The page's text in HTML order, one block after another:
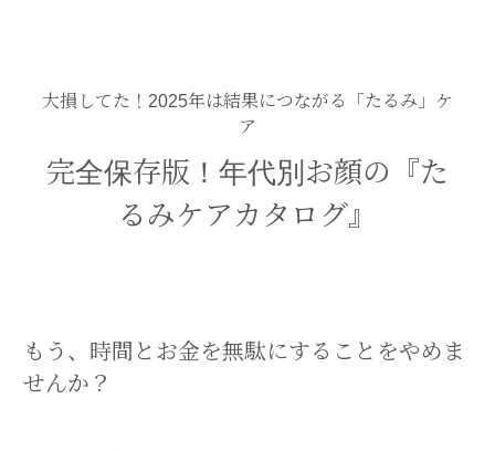
大損してた！2025年は結果につながる「たるみ」ケ
ア
完全保存版！年代別お顔の『た
るみケアカタログ』
もう、時間とお金を無駄にすることをやめま
せんか？